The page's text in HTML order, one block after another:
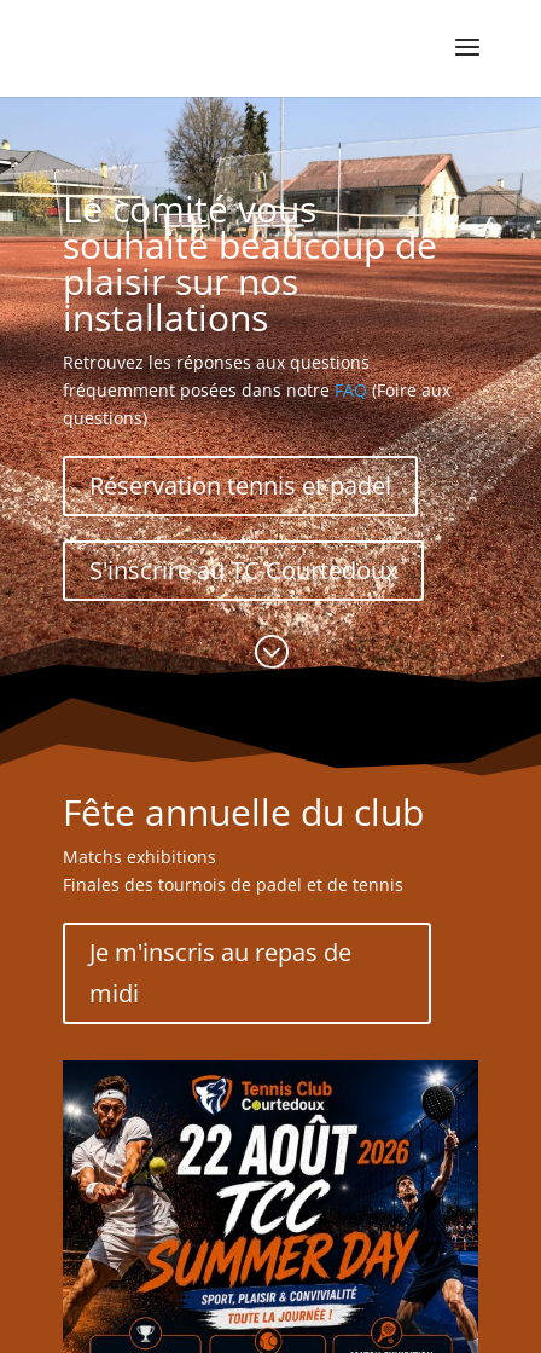
Le comité vous
souhaite beaucoup de
plaisir sur nos
installations
Retrouvez les réponses aux questions
fréquemment posées dans notreFAQ(Foire aux
questions)
Réservation tennis et padel
S'inscrire au TC Courtedoux
;
Fête annuelle du club
Matchs exhibitions
Finales des tournois de padel et de tennis
Je m'inscris au repas de
midi